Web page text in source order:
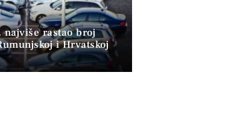
najviše rastao broj
i Hrvatskoj